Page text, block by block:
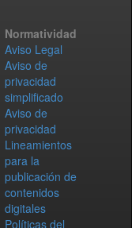
Normatividad
Aviso Legal
Aviso de
privacidad
simplificado
Aviso de
privacidad
Lineamientos
para la
publicación de
contenidos
digitales
Políticas del